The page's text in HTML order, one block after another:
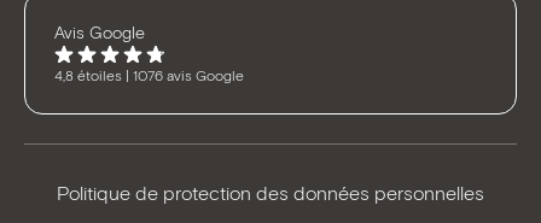
Avis Google
4,8 étoiles | 1076 avis Google
Politique de protection des données personnelles